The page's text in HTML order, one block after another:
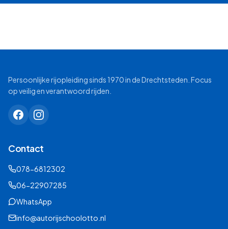
Persoonlijke rijopleiding sinds 1970 in de Drechtsteden. Focus
op veilig en verantwoord rijden.
Contact
078-6812302
06-22907285
WhatsApp
info@autorijschoolotto.nl